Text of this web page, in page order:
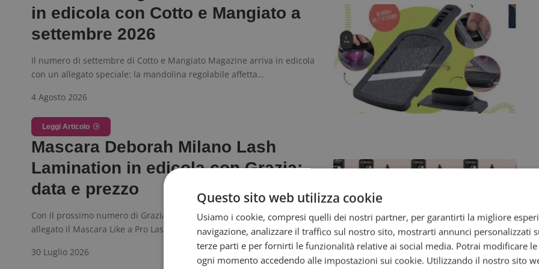
in edicola con Cotto e Mangiato a
settembre 2026
Il numero di settembre di Cotto e Mangiato Magazine arriva in edicola
con un allegato speciale: la mandolina regolabile affetta…
4 Agosto 2026
Leggi Articolo
Mascara Deborah Milano Lash
Lamination in edicola con Grazia:
data e prezzo
Con il prossimo numero di Grazia, in edicola dal 15 agosto, trovi in
allegato il Mascara Like a Pro Lash…
30 Luglio 2026
Questo sito web utilizza cookie
Usiamo i cookie, compresi quelli dei nostri partner, per garantirti la migliore
navigazione, analizzare il traffico sul nostro sito, mostrarti annunci personalizzati
terze parti e per fornirti le funzionalità relative ai social media. Potrai modificare
ogni momento accedendo alle impostazioni sui cookie. Utilizzando il nostro sito